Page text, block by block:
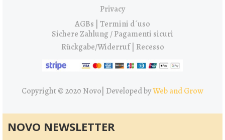
Privacy
AGBs | Termini d´uso
Sichere Zahlung / Pagamenti sicuri
Rückgabe/Widerruf | Recesso
Copyright © 2020 Novo| Developed byWeb and Grow
NOVO NEWSLETTER